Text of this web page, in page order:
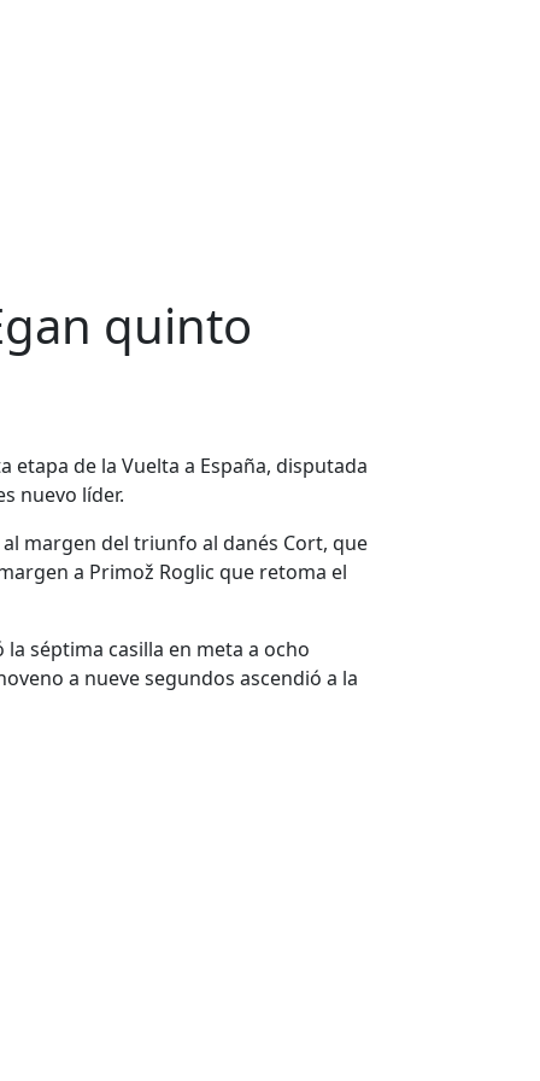
quinto
etapa de la Vuelta a España, disputada
nuevo líder.
margen del triunfo al danés Cort, que
a Primož Roglic que retoma el
séptima casilla en meta a ocho
a nueve segundos ascendió a la